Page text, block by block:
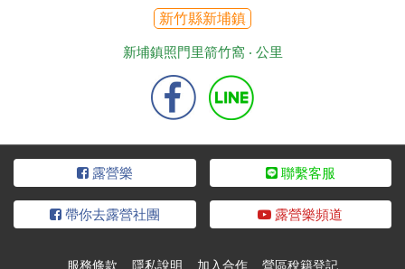
新竹縣新埔鎮
新埔鎮照門里箭竹窩 ‧ 公里
露營樂 聯繫客服
帶你去露營社團 露營樂頻道
服務條款 隱私說明 加入合作 營區稅籍登記